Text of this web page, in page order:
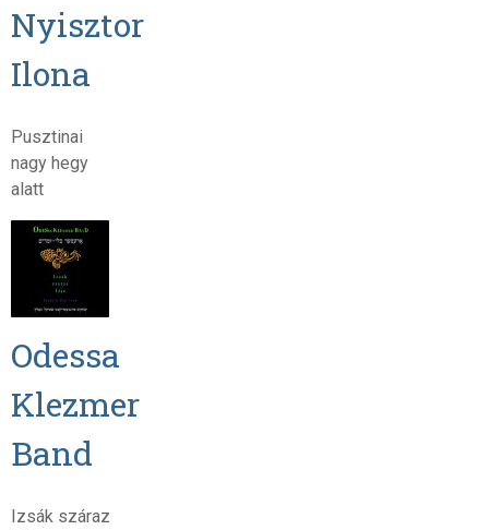
Nyisztor
Ilona
Pusztinai
nagy hegy
alatt
Odessa
Klezmer
Band
Izsák száraz